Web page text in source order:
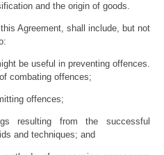
and the origin of goods.
Agreement, shall include, but not
be useful in preventing offences.
combating offences;
offences;
resulting from the successful
and techniques; and